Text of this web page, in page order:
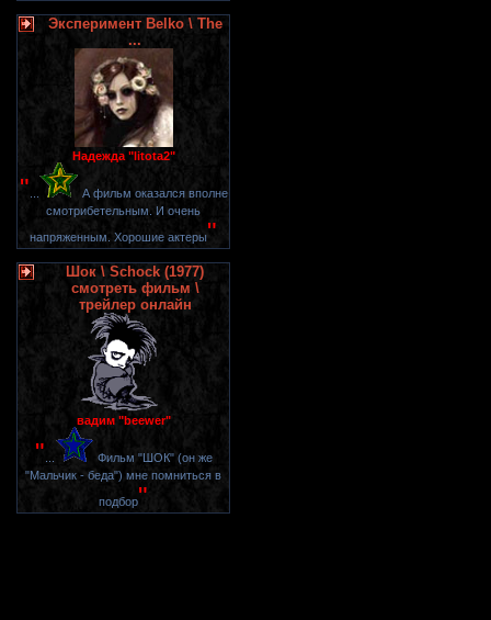
Эксперимент Belko \ The
...
Надежда "litota2"
"
А фильм оказался вполне
смотрибетельным. И очень
напряженным. Хорошие актеры"
Шок \ Schock (1977)
смотреть фильм \
трейлер онлайн
вадим "beewer"
"
Фильм "ШОК" (он же
"Мальчик - беда") мне помниться в
подбор"